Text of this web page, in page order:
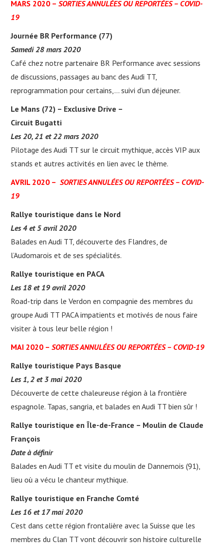
MARS 2020 –SORTIES ANNULÉES OU REPORTÉES – COVID-
19
Journée BR Performance (77)
Samedi 28 mars 2020
Café chez notre partenaire BR Performance avec sessions
de discussions, passages au banc des Audi TT,
reprogrammation pour certains,… suivi d’un déjeuner.
Le Mans (72) – Exclusive Drive –
Circuit Bugatti
Les 20, 21 et 22 mars 2020
Pilotage des Audi TT sur le circuit mythique, accès VIP aux
stands et autres activités en lien avec le thème.
AVRIL 2020 –SORTIES ANNULÉES OU REPORTÉES – COVID-
19
Rallye touristique dans le Nord
Les 4 et 5 avril 2020
Balades en Audi TT, découverte des Flandres, de
l’Audomarois et de ses spécialités.
Rallye touristique en PACA
Les 18 et 19 avril 2020
Road-trip dans le Verdon en compagnie des membres du
groupe Audi TT PACA impatients et motivés de nous faire
visiter à tous leur belle région !
MAI 2020 –SORTIES ANNULÉES OU REPORTÉES – COVID-19
Rallye touristique Pays Basque
Les 1, 2 et 3 mai 2020
Découverte de cette chaleureuse région à la frontière
espagnole. Tapas, sangria, et balades en Audi TT bien sûr !
Rallye touristique en Île-de-France – Moulin de Claude
François
Date à définir
Balades en Audi TT et visite du moulin de Dannemois (91),
lieu où a vécu le chanteur mythique.
Rallye touristique en Franche Comté
Les 16 et 17 mai 2020
C’est dans cette région frontalière avec la Suisse que les
membres du Clan TT vont découvrir son histoire culturelle